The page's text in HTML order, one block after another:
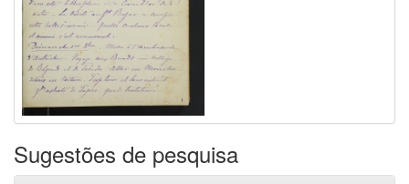
Sugestões de pesquisa